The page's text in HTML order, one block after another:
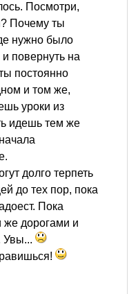
Посмотри,
Почему ты
нужно было
повернуть на
постоянно
и том же,
уроки из
идешь тем же
долго терпеть
до тех пор, пока
Пока
же дорогами и
Увы...